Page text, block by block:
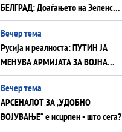
БЕЛГРАД: Доаѓањето на Зеленски
ги открива тајните на политиката
на балансирање на Вучиќ
Вечер тема
Русија и реалноста: ПУТИН ЈА
МЕНУВА АРМИЈАТА ЗА ВОЈНА
ШТО ОСТАНУВА БЕЗ ФРОНТ
Вечер тема
АРСЕНАЛОТ ЗА „УДОБНО
ВОЈУВАЊЕ“ е исцрпен - што сега?